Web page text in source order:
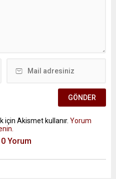
Akismet kullanır. Yorum
Yorum